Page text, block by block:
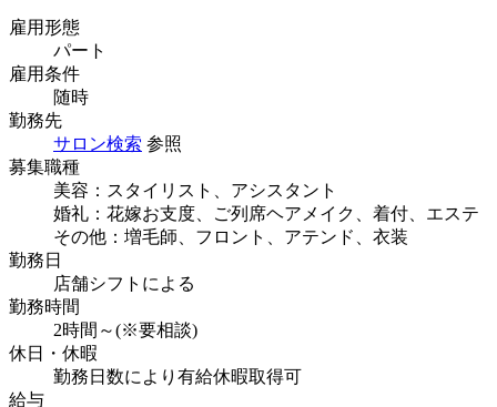
雇用形態
パート
雇用条件
随時
勤務先
サロン検索 参照
募集職種
美容：スタイリスト、アシスタント
婚礼：花嫁お支度、ご列席ヘアメイク、着付、エステ
その他：増毛師、フロント、アテンド、衣装
勤務日
店舗シフトによる
勤務時間
2時間～(※要相談)
休日・休暇
勤務日数により有給休暇取得可
給与